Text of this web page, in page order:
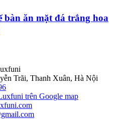
bàn ăn mặt đá trắng hoa
Trãi, Thanh Xuân, Hà Nội
trên Google map